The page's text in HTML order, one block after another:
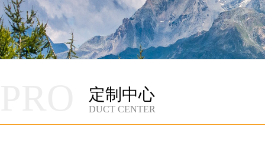
定制中心
DUCT CENTER